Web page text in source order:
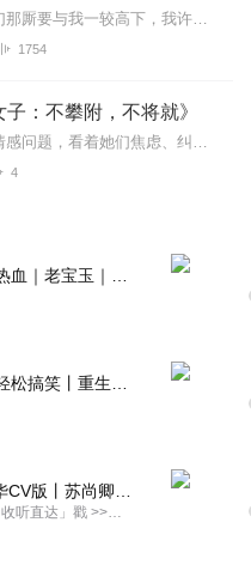
【冒泡有奖】听说杨千幻那厮要与我一较高下，我许七安要开始装叉了！快进入声音播放页戳下方输入框，冒个泡偷偷告诉我，我要用哪些诗词才能胜过他？说得好的，有赏！202...
1754
子：不攀附，不将就》
很多姑娘来找晚情解决情感问题，看着她们焦虑、纠结、担忧的样子，她希望能用自己的文字带她们走出困境，找回自己，以自己喜欢的方式过一生。亲爱的姑娘，愿我们的成长，不...
4
「盗墓笔记全系列20+本 收听直达」戳 >>改编自南派三叔同名作品，腾讯音乐娱乐集团出品，冠声文化制作，...